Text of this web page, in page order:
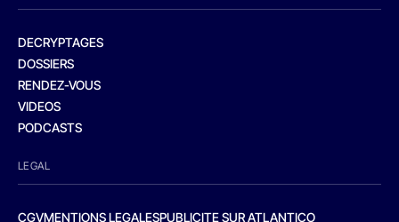
DECRYPTAGES
DOSSIERS
RENDEZ-VOUS
VIDEOS
PODCASTS
LEGAL
CGVMENTIONS LEGALESPUBLICITE SUR ATLANTICO